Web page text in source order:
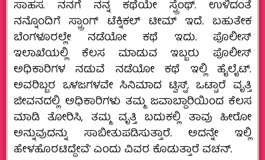
ಸಾಹಸ. ನನಗೆ ನನ್ನ ಕಥೆಯೇ ಸ್ಟ್ರೆಂಥ್.‌ ಉಳಿದಂತೆ
ನನ್ನೊಂದಿಗೆ ಸ್ಟ್ರಾಂಗ್‌ ಟೆಕ್ನಿಕಲ್‌ ಟೀಮ್‌ ಇದೆ. ಬಹುತೇಕ
ಬೆಂಗಳೂರಲ್ಲೇ ನಡೆಯೋ ಕಥೆ ಇದು. ಪೊಲೀಸ್‌
ಇಲಾಖೆಯಲ್ಲಿ ಕೆಲಸ ಮಾಡುವ ಇಬ್ಬರು ಪೊಲೀಸ್‌
ಅಧಿಕಾರಿಗಳ ನಡುವೆ ನಡೆಯೋ ಕಥೆ ಇಲ್ಲಿ ಹೈಲೈಟ್.‌
ಅವರಿಬ್ಬರ ಒಳಜಗಳವೇ ಸಿನಿಮಾದ ಟ್ವಿಸ್ಟ್‌. ಒಟ್ಟಾರೆ ವೃತ್ತಿ
ಜೀವನದಲ್ಲಿ ಅಧಿಕಾರಿಗಳು ತಮ್ಮ ಜವಾಬ್ದಾರಿಯಿಂದ ಕೆಲಸ
ಮಾಡಿ ತೋರಿಸಿ, ತಮ್ಮ ವೃತ್ತಿ ಬದುಕಲ್ಲಿ ತಾವು ಹೀರೋ
ಅನ್ನುವುದನ್ನು ಸಾಬೀತುಪಡಿಸುತ್ತಾರೆ. ಅದನ್ನೇ ಇಲ್ಲಿ
ಹೇಳಹೊರಟಿದ್ದೇವೆʼ ಎಂದು ವಿವರ ಕೊಡುತ್ತಾರೆ ವಚನ್.